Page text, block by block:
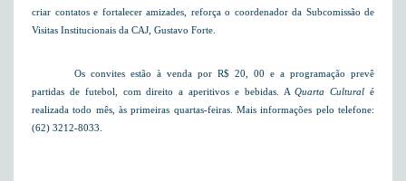
criar contatos e fortalecer amizades, reforça o coordenador da Subcomissão de
Visitas Institucionais da CAJ, Gustavo Forte.
Os convites estão à venda por R$ 20, 00 e a programação prevê
partidas de futebol, com direito a aperitivos e bebidas. AQuarta Cultural é
realizada todo mês, às primeiras quartas-feiras. Mais informações pelo telefone:
(62) 3212-8033.